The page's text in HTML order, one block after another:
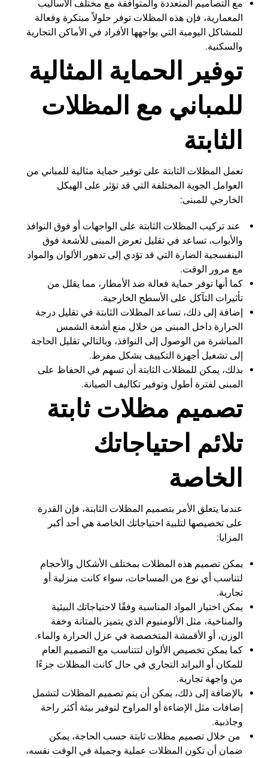
مع التصاميم المتعددة والمتوافقة مع مختلف الأساليب
المعمارية، فإن هذه المظلات توفر حلولاً مبتكرة وفعالة
للمشاكل اليومية التي يواجهها الأفراد في الأماكن التجارية
والسكنية.
توفير الحماية المثالية
للمباني مع المظلات
الثابتة
تعمل المظلات الثابتة على توفير حماية مثالية للمباني من
العوامل الجوية المختلفة التي قد تؤثر على الهيكل
الخارجي للمبنى:
عند تركيب المظلات الثابتة على الواجهات أو فوق النوافذ
والأبواب، تساعد في تقليل تعرض المبنى للأشعة فوق
البنفسجية الضارة التي قد تؤدي إلى تدهور الألوان والمواد
مع مرور الوقت.
كما أنها توفر حماية فعالة ضد الأمطار، مما يقلل من
تأثيرات التآكل على الأسطح الخارجية.
إضافة إلى ذلك، تساعد المظلات الثابتة في تقليل درجة
الحرارة داخل المبنى من خلال منع أشعة الشمس
المباشرة من الوصول إلى النوافذ، وبالتالي تقليل الحاجة
إلى تشغيل أجهزة التكييف بشكل مفرط.
بذلك، يمكن للمظلات الثابتة أن تسهم في الحفاظ على
المبنى لفترة أطول وتوفير تكاليف الصيانة.
تصميم مظلات ثابتة
تلائم احتياجاتك
الخاصة
عندما يتعلق الأمر بتصميم المظلات الثابتة، فإن القدرة
على تخصيصها لتلبية احتياجاتك الخاصة هي أحد أكبر
المزايا:
يمكن تصميم هذه المظلات بمختلف الأشكال والأحجام
لتناسب أي نوع من المساحات، سواء كانت منزلية أو
تجارية.
يمكن اختيار المواد المناسبة وفقًا لاحتياجاتك البيئية
والمناخية، مثل الألومنيوم الذي يتميز بالمتانة وخفة
الوزن، أو الأقمشة المتخصصة في عزل الحرارة والماء.
كما يمكن تخصيص الألوان لتتناسب مع التصميم العام
للمكان أو البراند التجاري في حال كانت المظلات جزءًا
من واجهة تجارية.
بالإضافة إلى ذلك، يمكن أن يتم تصميم المظلات لتشمل
إضافات مثل الإضاءة أو المراوح لتوفير بيئة أكثر راحة
وجاذبية.
من خلال تصميم مظلات ثابتة حسب الحاجة، يمكن
ضمان أن تكون المظلات عملية وجميلة في الوقت نفسه،